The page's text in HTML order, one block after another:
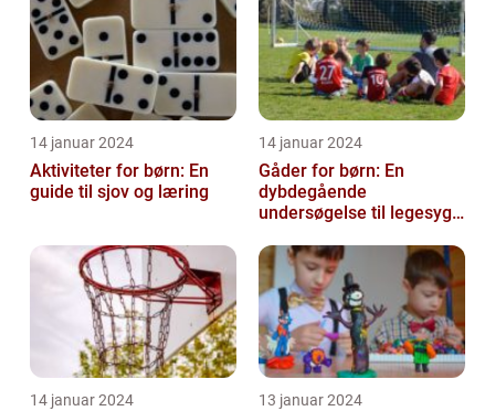
14 januar 2024
Aktiviteter for børn: En
guide til sjov og læring
14 januar 2024
Gåder for børn: En
dybdegående
undersøgelse til legesyge
14 januar 2024 13 januar 2024